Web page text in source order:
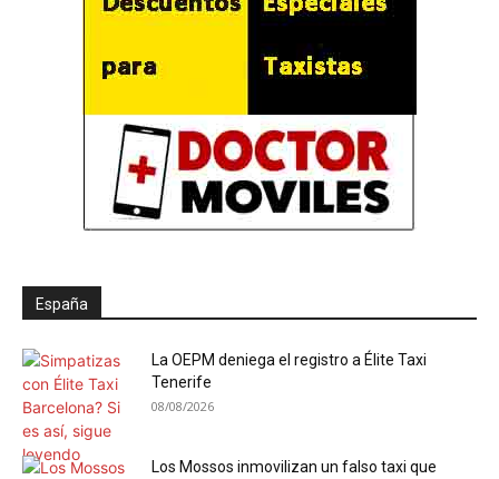
España
La OEPM deniega el registro a Élite Taxi
Tenerife
08/08/2026
Los Mossos inmovilizan un falso taxi que